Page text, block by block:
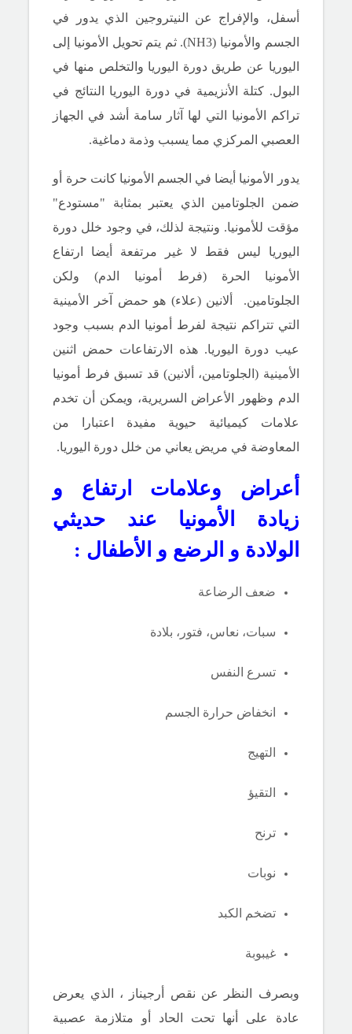
أسفل، والإفراج عن النيتروجين الذي يدور في
الجسم والأمونيا (NH3).
ثم يتم تحويل الأمونيا إلى
اليوريا عن طريق دورة اليوريا والتخلص منها في
البول. كتلة الأنزيمية في دورة اليوريا النتائج في
تراكم الأمونيا التي لها آثار سامة أشد في الجهاز
العصبي المركزي مما يسبب وذمة دماغية.
يدور الأمونيا أيضا في الجسم الأمونيا كانت حرة أو
ضمن الجلوتامين الذي يعتبر بمثابة "مستودع"
مؤقت للأمونيا. ونتيجة لذلك، في وجود خلل دورة
اليوريا ليس فقط لا غير مرتفعة أيضا ارتفاع
الأمونيا الحرة (فرط أمونيا الدم) ولكن
الجلوتامين.
ألانين (علاء) هو حمض آخر الأمينية
التي تتراكم نتيجة لفرط أمونيا الدم بسبب وجود
عيب دورة اليوريا. هذه الارتفاعات حمض اثنين
الأمينية (الجلوتامين، ألانين) قد تسبق فرط أمونيا
الدم وظهور الأعراض السريرية، ويمكن أن تخدم
علامات كيميائية حيوية مفيدة اعتبارا من
المعاوضة في مريض يعاني من خلل دورة اليوريا.
أعراض وعلامات ارتفاع و
زيادة الأمونيا عند حديثي
الولادة و الرضع و الأطفال :
ضعف الرضاعة
سبات، نعاس، فتور، بلادة
تسرع النفس
انخفاض حرارة الجسم
التهيج
التقيؤ
ترنح
نوبات
تضخم الكبد
غيبوبة
وبصرف النظر عن نقص أرجيناز
، الذي يعرض
عادة على أنها تحت الحاد أو متلازمة عصبية